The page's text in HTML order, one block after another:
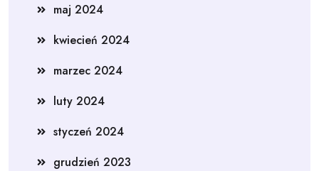
maj 2024
kwiecień 2024
marzec 2024
luty 2024
styczeń 2024
grudzień 2023